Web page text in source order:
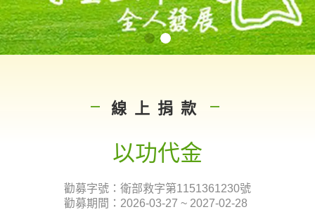
| 線上捐款 |
以功代金
勸募字號：衛部救字第1151361230號
勸募期間：2026-03-27 ~ 2027-02-28